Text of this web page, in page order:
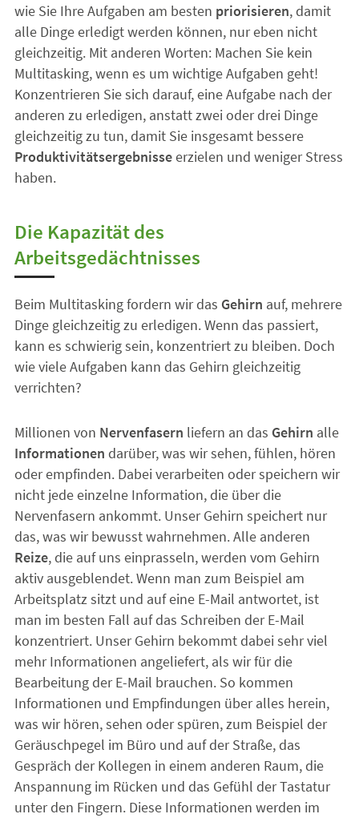
wie Sie Ihre Aufgaben am besten priorisieren, damit
alle Dinge erledigt werden können, nur eben nicht
gleichzeitig. Mit anderen Worten: Machen Sie kein
Multitasking, wenn es um wichtige Aufgaben geht!
Konzentrieren Sie sich darauf, eine Aufgabe nach der
anderen zu erledigen, anstatt zwei oder drei Dinge
gleichzeitig zu tun, damit Sie insgesamt bessere
Produktivitätsergebnisseerzielen und weniger Stress
haben.
Die Kapazität des
Arbeitsgedächtnisses
Beim Multitasking fordern wir das Gehirn auf, mehrere
Dinge gleichzeitig zu erledigen. Wenn das passiert,
kann es schwierig sein, konzentriert zu bleiben. Doch
wie viele Aufgaben kann das Gehirn gleichzeitig
verrichten?
Millionen von Nervenfasern liefern an das Gehirn alle
Informationen darüber, was wir sehen, fühlen, hören
oder empfinden. Dabei verarbeiten oder speichern wir
nicht jede einzelne Information, die über die
Nervenfasern ankommt. Unser Gehirn speichert nur
das, was wir bewusst wahrnehmen. Alle anderen
Reize, die auf uns einprasseln, werden vom Gehirn
aktiv ausgeblendet. Wenn man zum Beispiel am
Arbeitsplatz sitzt und auf eine E-Mail antwortet, ist
man im besten Fall auf das Schreiben der E-Mail
konzentriert. Unser Gehirn bekommt dabei sehr viel
mehr Informationen angeliefert, als wir für die
Bearbeitung der E-Mail brauchen. So kommen
Informationen und Empfindungen über alles herein,
was wir hören, sehen oder spüren, zum Beispiel der
Geräuschpegel im Büro und auf der Straße, das
Gespräch der Kollegen in einem anderen Raum, die
Anspannung im Rücken und das Gefühl der Tastatur
unter den Fingern. Diese Informationen werden im